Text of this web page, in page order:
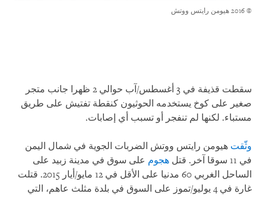
© 2016 هيومن رايتس ووتش
سقطت قذيفة في 3 أغسطس/آب حوالي 2 ظهرا جانب متجر
صغير على كوخ يستخدمه الحوثيون كنقطة تفتيش على طريق
مستباء. لكنها لم تنفجر أو تسبب أي إصابات.
وثّقت هيومن رايتس ووتش الضربات الجوية في شمال اليمن
في 11 سوقا آخر. قتل
هجوم على سوق في مدينة زبيد على
الساحل الغربي 60 مدنيا على الأقل في 12 مايو/أيار 2015. قتلت
غارة في 4 يوليو/تموز على السوق في بلدة مثلث عاهم، التي